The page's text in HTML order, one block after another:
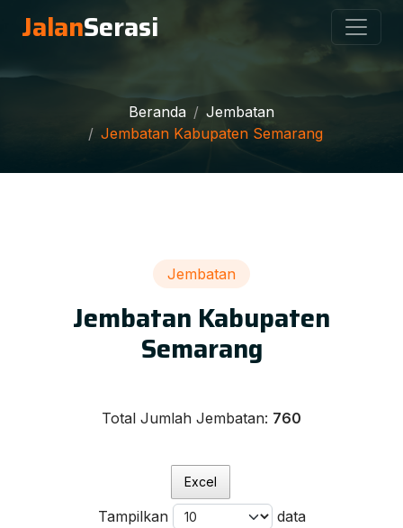
JalanSerasi
Beranda
Jembatan
Jembatan Kabupaten Semarang
Jembatan
Jembatan Kabupaten
Semarang
Total Jumlah Jembatan: 760
Excel
Tampilkan
data